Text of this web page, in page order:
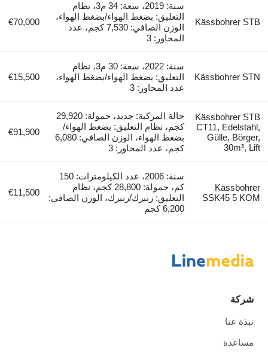
Kässbohrer STB
سنة: 2019، سعة: 34 م3، نظام
التعليق: بضغط الهواء/بضغط الهواء،
الوزن الصافي: 7,530 كجم، عدد
المحاور: 3
€70,000
Kässbohrer STN
سنة: 2022، سعة: 30 م3، نظام
التعليق: بضغط الهواء/بضغط الهواء،
عدد المحاور: 3
€15,500
Kässbohrer STB
CT11, Edelstahl,
Gülle, Börger,
30m³, Lift
حالة المركبة: جديد، حمولة: 29,920
كجم، نظام التعليق: بضغط الهواء/
بضغط الهواء، الوزن الصافي: 6,080
كجم، عدد المحاور: 3
€91,900
Kässbohrer
SSK45 5 KOM
سنة: 2006، عدد الكيلومترات: 150
كم، حمولة: 28,800 كجم، نظام
التعليق: زنبرك/زنبرك، الوزن الصافي:
6,200 كجم
€11,500
شركة
نبذة عنا
مساعدة